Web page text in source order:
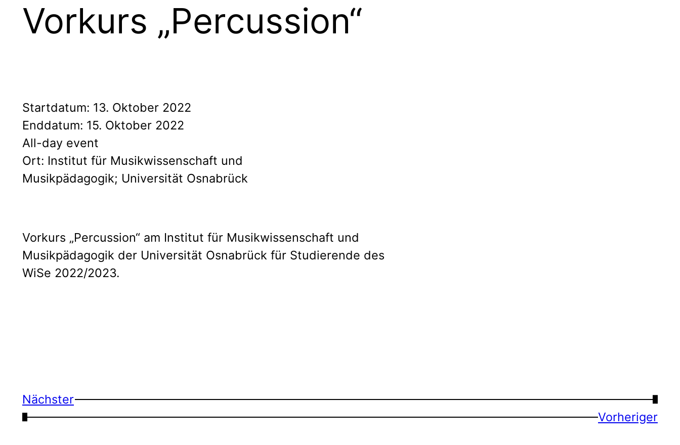
Vorkurs „Percussion“
Startdatum: 13. Oktober 2022
Enddatum: 15. Oktober 2022
All-day event
Ort: Institut für Musikwissenschaft und
Musikpädagogik; Universität Osnabrück
Vorkurs „Percussion“ am Institut für Musikwissenschaft und
Musikpädagogik der Universität Osnabrück für Studierende des
WiSe 2022/2023.
Nächster
→
←
Vorheriger